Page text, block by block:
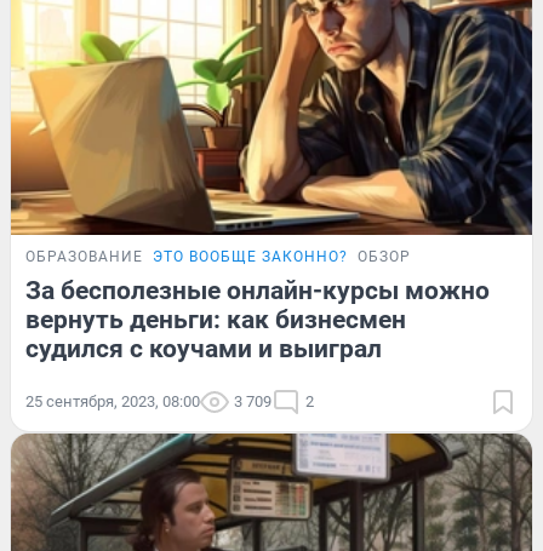
ОБРАЗОВАНИЕ ЭТО ВООБЩЕ ЗАКОННО? ОБЗОР
За бесполезные онлайн-курсы можно
вернуть деньги: как бизнесмен
судился с коучами и выиграл
25 сентября, 2023, 08:00 3 709 2